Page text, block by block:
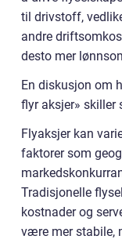
til drivstoff,
andre
desto mer
En diskusjon om
flyr aksjer» skiller
Flyaksjer kan
faktorer som
Tradisjonelle
kostnader og
være mer stabile,